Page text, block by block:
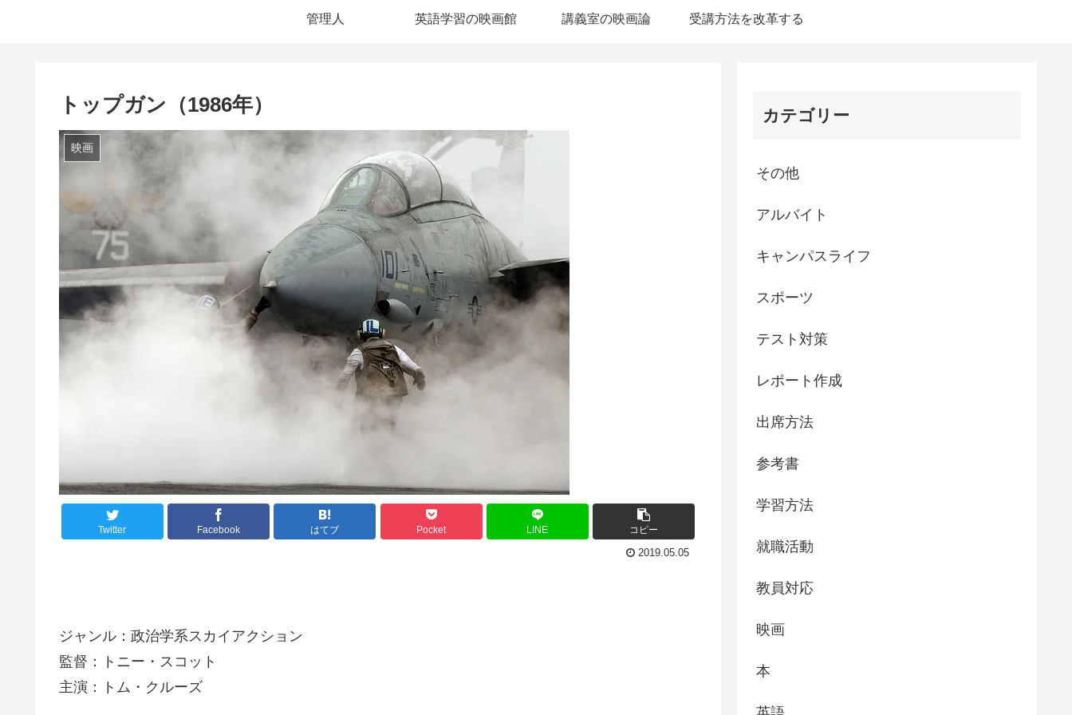
管理人 英語学習の映画館 講義室の映画論 受講方法を改革する
トップガン（1986年）
映画
Twitter Facebook はてブ Pocket LINE コピー
2019.05.05
ジャンル：政治学系スカイアクション
監督：トニー・スコット
主演：トム・クルーズ
カテゴリー
その他
アルバイト
キャンパスライフ
スポーツ
テスト対策
レポート作成
出席方法
参考書
学習方法
就職活動
教員対応
映画
本